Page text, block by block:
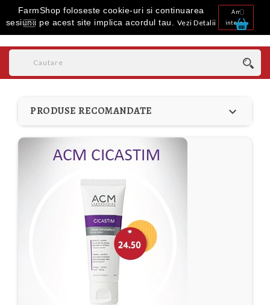

0
PRODUSE RECOMANDATE 
FarmShop foloseste cookie-uri si continuarea
sesiunii pe acest site implica acordul tau. Vezi Detalii
Am
inteles